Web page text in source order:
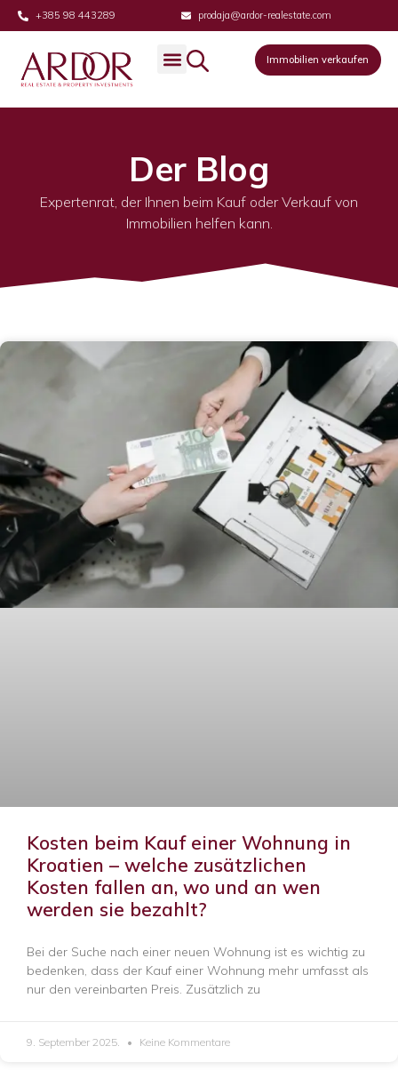
+385 98 443289 prodaja@ardor-realestate.com
Immobilien verkaufen
Der Blog
Expertenrat, der Ihnen beim Kauf oder Verkauf von
Immobilien helfen kann.
Kosten beim Kauf einer Wohnung in
Kroatien – welche zusätzlichen
Kosten fallen an, wo und an wen
werden sie bezahlt?
Bei der Suche nach einer neuen Wohnung ist es wichtig zu
bedenken, dass der Kauf einer Wohnung mehr umfasst als
nur den vereinbarten Preis. Zusätzlich zu
9. September 2025. Keine Kommentare